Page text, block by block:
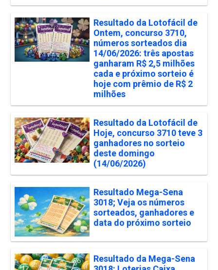
Resultado da Lotofácil de
Ontem, concurso 3710,
números sorteados dia
14/06/2026: três apostas
ganharam R$ 2,5 milhões
cada e próximo sorteio é
hoje com prêmio de R$ 2
milhões
Resultado da Lotofácil de
Hoje, concurso 3710 teve 3
ganhadores no sorteio
deste domingo
(14/06/2026)
Resultado Mega-Sena
3018; Veja os números
sorteados, ganhadores e
data do próximo sorteio
Resultado da Mega-Sena